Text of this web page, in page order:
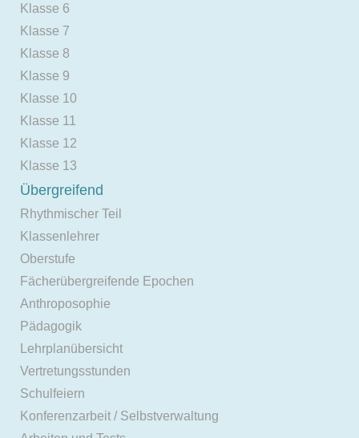
Klasse 6
Klasse 7
Klasse 8
Klasse 9
Klasse 10
Klasse 11
Klasse 12
Klasse 13
Übergreifend
Rhythmischer Teil
Klassenlehrer
Oberstufe
Fächerübergreifende Epochen
Anthroposophie
Pädagogik
Lehrplanübersicht
Vertretungsstunden
Schulfeiern
Konferenzarbeit / Selbstverwaltung